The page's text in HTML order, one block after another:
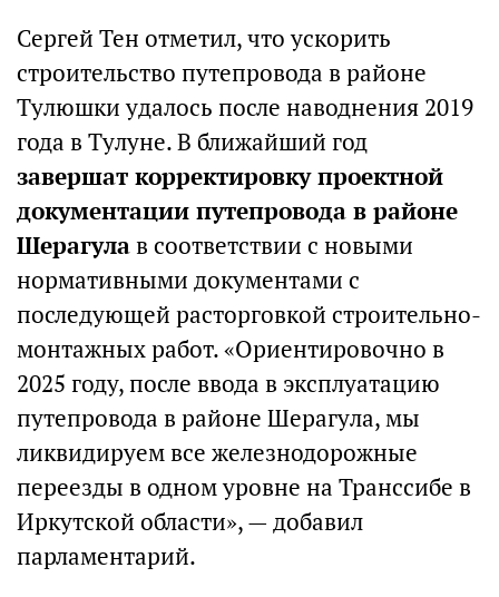
Сергей Тен отметил, что ускорить
строительство путепровода в районе
Тулюшки удалось после наводнения 2019
года в Тулуне. В ближайший год
завершат корректировку проектной
документации путепровода в районе
Шерагулав соответствии с новыми
нормативными документами с
последующей расторговкой строительно-
монтажных работ. «Ориентировочно в
2025 году, после ввода в эксплуатацию
путепровода в районе Шерагула, мы
ликвидируем все железнодорожные
переезды в одном уровне на Транссибе в
Иркутской области», — добавил
парламентарий.